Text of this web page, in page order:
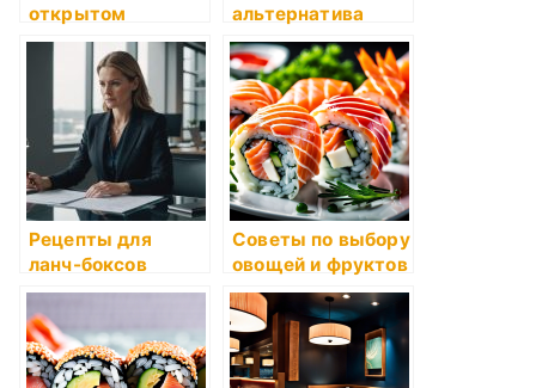
открытом
воздухе: советы
альтернатива
суши: какие
продукты
подходят для
приготовления
роллов без сыра и
риса?
Рецепты для
ланч-боксов
Советы по выбору
овощей и фруктов
в магазине